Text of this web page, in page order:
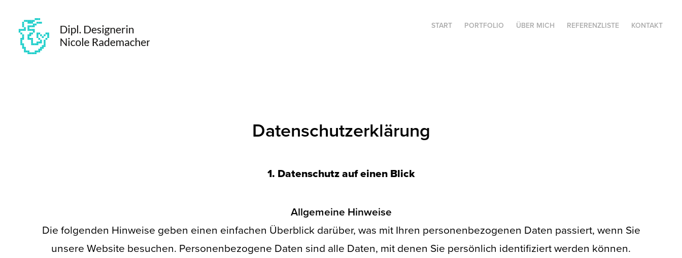
START PORTFOLIO ÜBER MICH REFERENZLISTE KONTAKT
Datenschutzerklärung
1. Datenschutz auf einen Blick
Allgemeine Hinweise
Die folgenden Hinweise geben einen einfachen Überblick darüber, was mit Ihren personenbezogenen Daten passiert, wenn Sie
unsere Website besuchen. Personenbezogene Daten sind alle Daten, mit denen Sie persönlich identifiziert werden können.